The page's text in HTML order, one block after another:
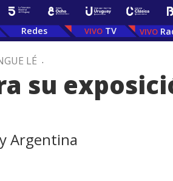
Redes TV
LÉ .
su
Argentina